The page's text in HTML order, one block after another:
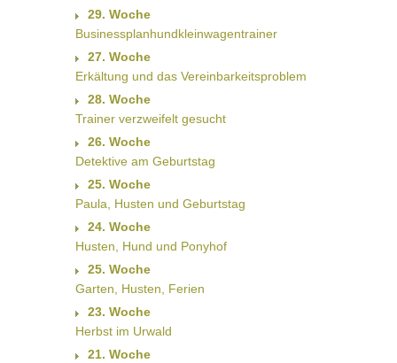
29. Woche
Businessplanhundkleinwagentrainer
27. Woche
Erkältung und das Vereinbarkeitsproblem
28. Woche
Trainer verzweifelt gesucht
26. Woche
Detektive am Geburtstag
25. Woche
Paula, Husten und Geburtstag
24. Woche
Husten, Hund und Ponyhof
25. Woche
Garten, Husten, Ferien
23. Woche
Herbst im Urwald
21. Woche